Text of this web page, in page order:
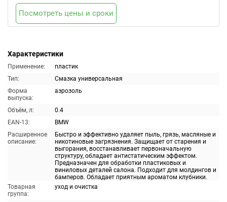
Характеристики
Применение:
пластик
Тип:
Смазка универсальная
Форма
выпуска:
аэрозоль
Объём, л:
0.4
EAN-13:
BMW
Расширенное
описание:
Быстро и эффективно удаляет пыль, грязь, масляные и
никотиновые загрязнения. Защищает от старения и
выгорания, восстанавливает первоначальную
структуру, обладает антистатическим эффектом.
Предназначен для обработки пластиковых и
виниловых деталей салона. Подходит для молдингов и
бамперов. Обладает приятным ароматом клубники.
Товарная
группа:
уход и очистка
Посмотреть цены и сроки